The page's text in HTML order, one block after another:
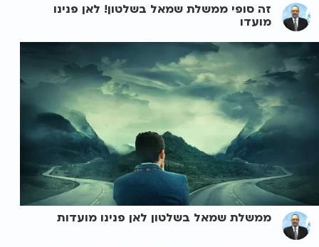
זה סופי ממשלת שמאל בשלטון! לאן פנינו
מועדו
ממשלת שמאל בשלטון לאן פנינו מועדות